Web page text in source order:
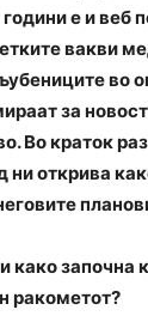
е и веб
вакви
во
за
Во краток
открива
како започна
ракометот?